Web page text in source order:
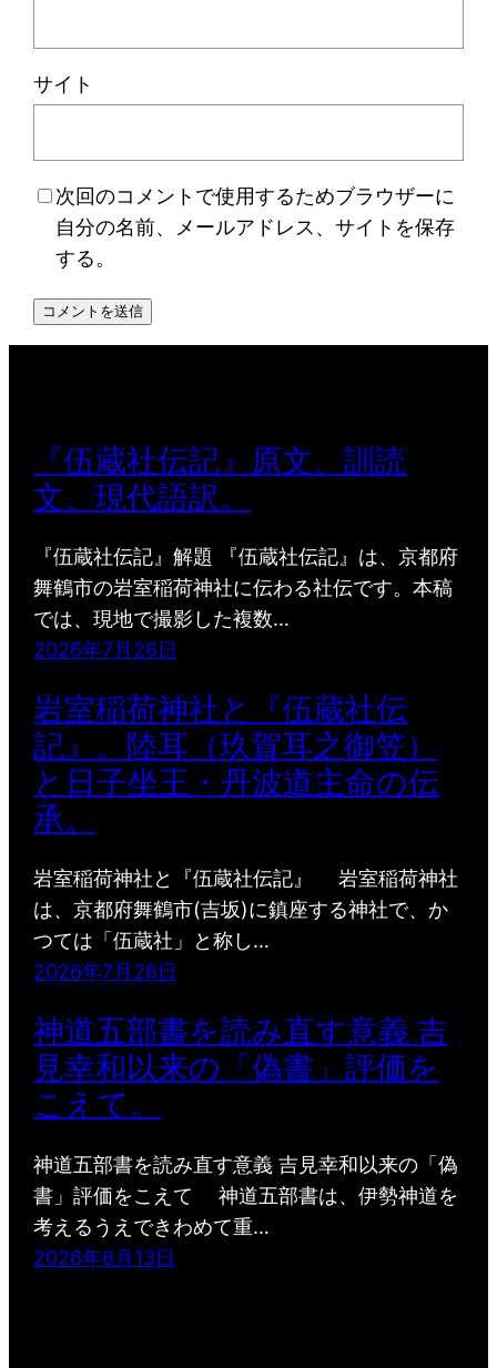
サイト
次回のコメントで使用するためブラウザーに
自分の名前、メールアドレス、サイトを保存
する。
『伍蔵社伝記』原文、訓読
文、現代語訳。
『伍蔵社伝記』解題 『伍蔵社伝記』は、京都府
舞鶴市の岩室稲荷神社に伝わる社伝です。本稿
では、現地で撮影した複数…
2026年7月26日
岩室稲荷神社と『伍蔵社伝
記』。陸耳（玖賀耳之御笠）
と日子坐王・丹波道主命の伝
承。
岩室稲荷神社と『伍蔵社伝記』 岩室稲荷神社
は、京都府舞鶴市(吉坂)に鎮座する神社で、か
つては「伍蔵社」と称し…
2026年7月26日
神道五部書を読み直す意義 吉
見幸和以来の「偽書」評価を
こえて。
神道五部書を読み直す意義 吉見幸和以来の「偽
書」評価をこえて 神道五部書は、伊勢神道を
考えるうえできわめて重…
2026年6月13日